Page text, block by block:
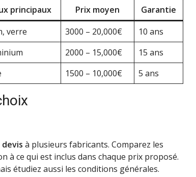
principaux Prix moyen
Garantie
verre 3000 – 20,000€
10 ans
2000 – 15,000€
15 ans
1500 – 10,000€ 5 ans
devis à plusieurs fabricants. Comparez les
à ce qui est inclus dans chaque prix proposé.
étudiez aussi les conditions générales.